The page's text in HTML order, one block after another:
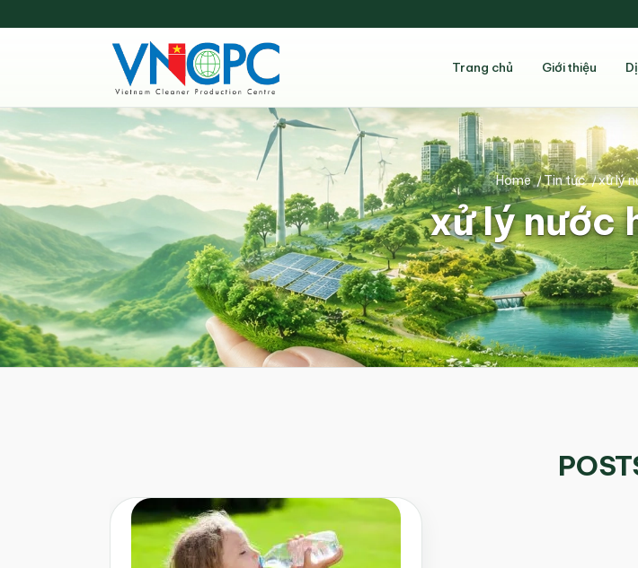
Trang chủ Giới thiệu
xử lý nước
Home /Tin tức /xử lý